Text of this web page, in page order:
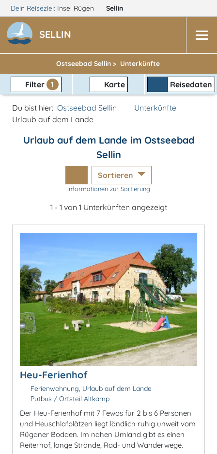
Dein Reiseziel: Insel Rügen Sellin
SELLIN
Ostseebad Sellin > Unterkünfte
Filter 1 Karte Reisedaten
Du bist hier: Ostseebad Sellin
Unterkünfte
Urlaub auf dem Lande
Urlaub auf dem Lande im Ostseebad
Sellin
Sortieren
Informationen zur Sortierung
1 - 1 von 1 Unterkünften angezeigt
Heu-Ferienhof
Ferienwohnung, Urlaub auf dem Lande
Putbus / Ortsteil Altkamp
Der Heu-Ferienhof mit 7 Fewos für 2 bis 6 Personen
und Heuschlafplätzen liegt ländlich ruhig unweit vom
Rüganer Bodden. Im nahen Umland gibt es einen
Reiterhof, lange Strände, Rad- und Wanderwege.